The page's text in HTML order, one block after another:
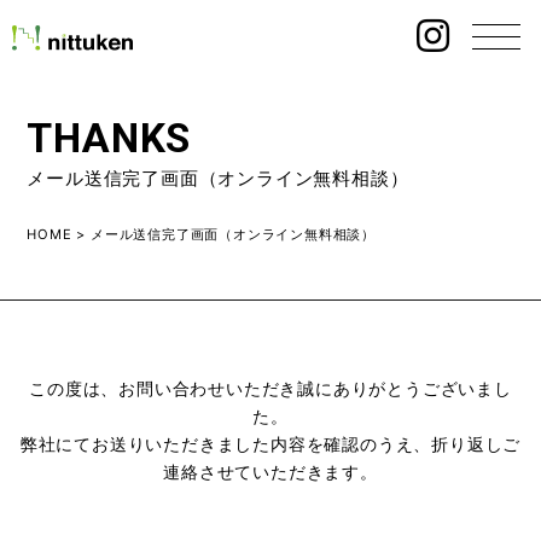
THANKS
メール送信完了画面（オンライン無料相談）
HOME > メール送信完了画面（オンライン無料相談）
この度は、お問い合わせいただき誠にありがとうございまし
た。
弊社にてお送りいただきました内容を確認のうえ、折り返しご
連絡させていただきます。